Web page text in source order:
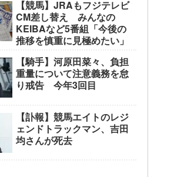
【競馬】JRAもフジテレビ
CM差し替え みんなの
KEIBAなど5番組「今後の
推移を慎重に見極めたい」
【騎手】河原田菜々、負担
重量について注意義務を怠
り戒告 今年3回目
【訃報】競馬エイトのレジ
ェンドトラックマン、吉田
均さんが死去